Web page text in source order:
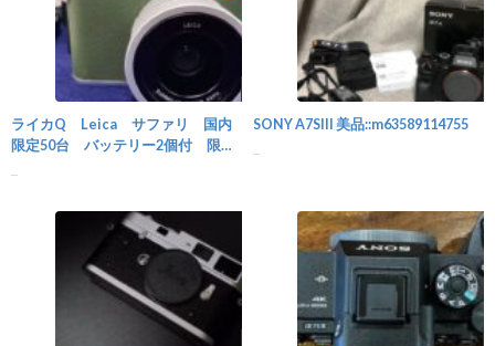
ライカQ Leica サファリ 国内
限定50台 バッテリー2個付 限定
SONY A7SIII 美品::m63589114755